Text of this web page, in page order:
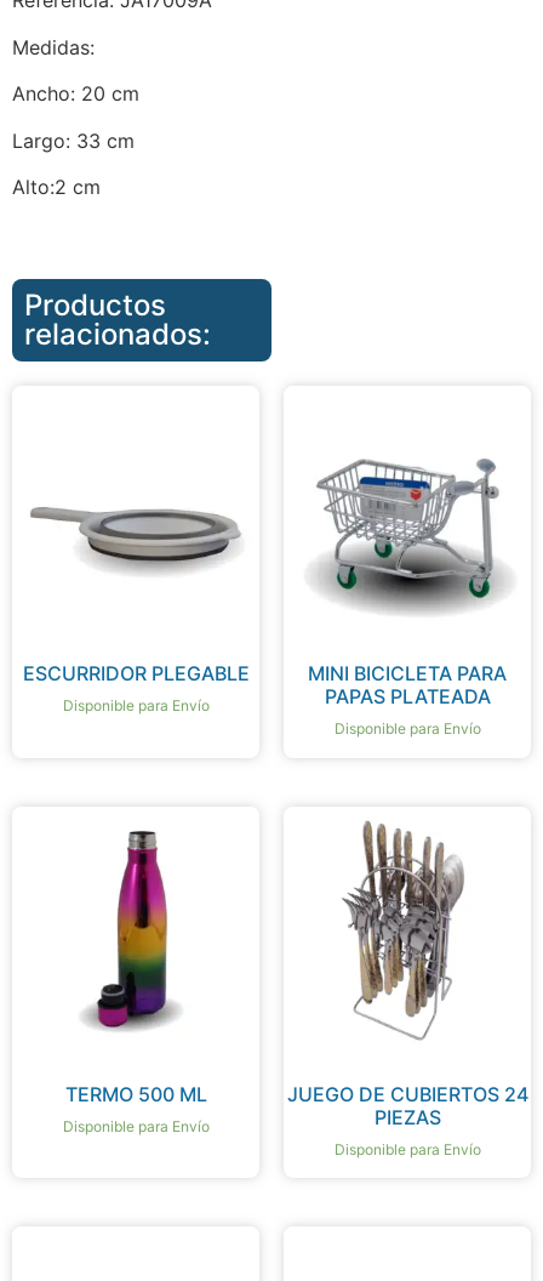
Medidas:
Ancho: 20 cm
Largo: 33 cm
Alto:2 cm
Productos
relacionados:
ESCURRIDOR PLEGABLE
Disponible para Envío
MINI BICICLETA PARA
PAPAS PLATEADA
Disponible para Envío
TERMO 500 ML
Disponible para Envío
JUEGO DE CUBIERTOS 24
PIEZAS
Disponible para Envío